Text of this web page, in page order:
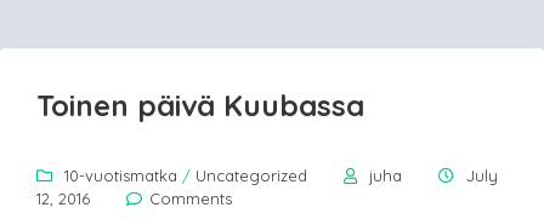
CONTENT
Toinen päivä Kuubassa
10-vuotismatka / Uncategorized juha
July
12, 2016
Comments